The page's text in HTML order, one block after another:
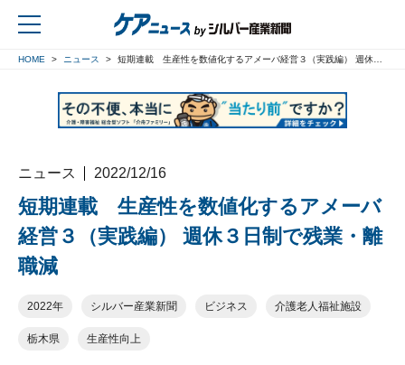
HOME ニュース 短期連載 生産性を数値化するアメーバ経営３（実践編） 週休３日制で残業・離職減
ニュース 2022/12/16
短期連載 生産性を数値化するアメーバ
経営３（実践編） 週休３日制で残業・離
職減
2022年 シルバー産業新聞 ビジネス 介護老人福祉施設
栃木県 生産性向上